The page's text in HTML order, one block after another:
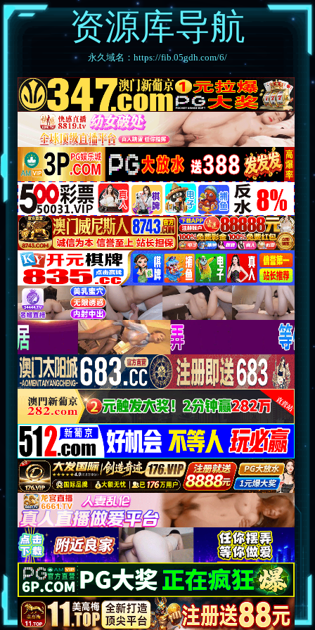
资源库导航
永久域名：https://fib.05gdh.com/6/